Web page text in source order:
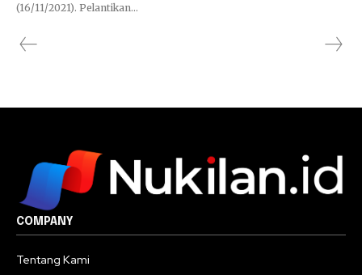
(16/11/2021). Pelantikan...
COMPANY
Tentang Kami